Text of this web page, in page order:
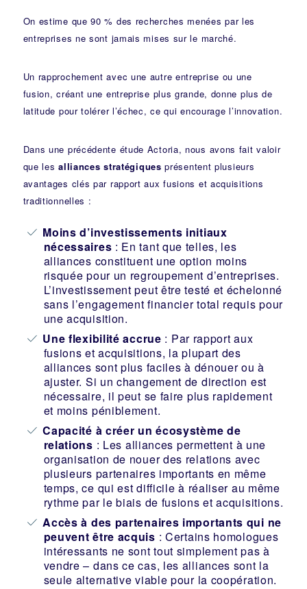
On estime que 90 % des recherches menées par les
entreprises ne sont jamais mises sur le marché.
Un rapprochement avec une autre entreprise ou une
fusion, créant une entreprise plus grande, donne plus de
latitude pour tolérer l’échec, ce qui encourage l’innovation.
Dans une précédente étude Actoria, nous avons fait valoir
que lesalliances stratégiques présentent plusieurs
avantages clés par rapport aux fusions et acquisitions
traditionnelles :
Moins d’investissements initiaux
nécessaires : En tant que telles, les
alliances constituent une option moins
risquée pour un regroupement d’entreprises.
L’investissement peut être testé et échelonné
sans l’engagement financier total requis pour
une acquisition.
Une flexibilité accrue : Par rapport aux
fusions et acquisitions, la plupart des
alliances sont plus faciles à dénouer ou à
ajuster. Si un changement de direction est
nécessaire, il peut se faire plus rapidement
et moins péniblement.
Capacité à créer un écosystème de
relations : Les alliances permettent à une
organisation de nouer des relations avec
plusieurs partenaires importants en même
temps, ce qui est difficile à réaliser au même
rythme par le biais de fusions et acquisitions.
Accès à des partenaires importants qui ne
peuvent être acquis : Certains homologues
intéressants ne sont tout simplement pas à
vendre – dans ce cas, les alliances sont la
seule alternative viable pour la coopération.